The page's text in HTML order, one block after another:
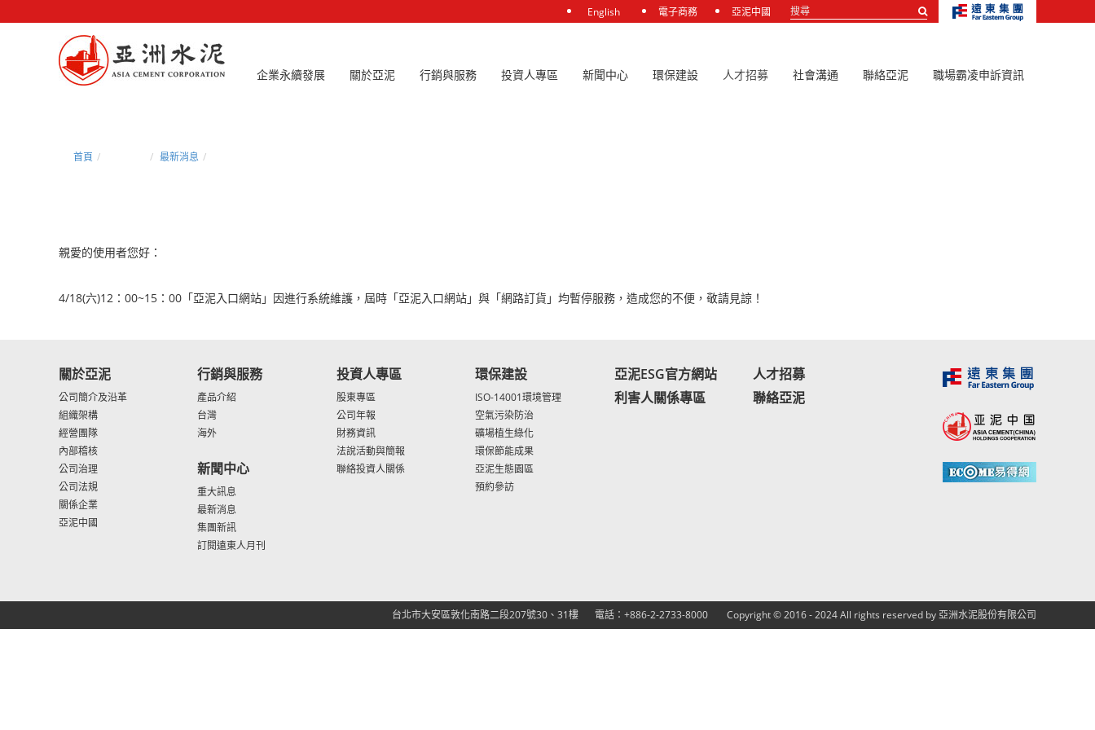
English 電子商務 亞泥中國
搜
企業永續發展 關於亞泥 行銷與服務 投資人專區 新聞中心 環保建設 人才招募 社會溝通 聯絡亞泥 職場霸凌申訴資訊
首頁 最新消息
親愛的使用者您好：
4/18(六)12：00~15：00「亞泥入口網站」因進行系統維護，屆時「亞泥入口網站」與「網路訂貨」均暫停服務，造成您的不便，敬請見諒！
關於亞泥
公司簡介及沿革
組織架構
經營團隊
內部稽核
公司治理
公司法規
關係企業
亞泥中國
行銷與服務
產品介紹
台灣
海外
新聞中心
重大訊息
最新消息
集團新訊
訂閱遠東人月刊
投資人專區
股東專區
公司年報
財務資訊
法說活動與簡報
聯絡投資人關係
環保建設
ISO-14001環境管理
空氣污染防治
礦場植生綠化
環保節能成果
亞泥生態園區
預約參訪
亞泥ESG官方網站
利害人關係專區
人才招募
聯絡亞泥
台北市大安區敦化南路二段207號30、31樓 電話：+886-2-2733-8000 Copyright © 2016 - 2024 All rights reserved by 亞洲水泥股份有限公司